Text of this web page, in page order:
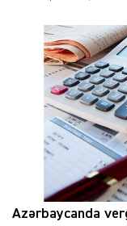
Azərbaycanda